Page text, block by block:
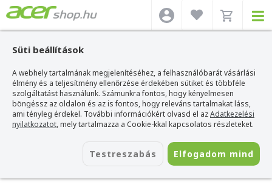
Süti beállítások
A webhely tartalmának megjelenítéséhez, a felhasználóbarát vásárlási
élmény és a teljesítmény ellenőrzése érdekében sütiket és többféle
szolgáltatást használunk. Számunkra fontos, hogy kényelmesen
böngéssz az oldalon és az is fontos, hogy releváns tartalmakat láss,
ami tényleg érdekel. További információkért olvasd el azAdatkezelési
nyilatkozatot, mely tartalmazza a Cookie-kkal kapcsolatos részleteket.
Testreszabás Elfogadom mind
Acer webshop>Hírek>TravelMate TimelineX 8172T - Bemutató!
TravelMate TimelineX 8172T -
Bemutató!
2010. szeptember 20.